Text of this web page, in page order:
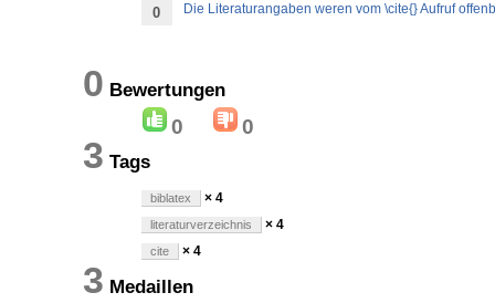
0 Die Literaturangaben weren vom \cite{} Aufruf
0 Bewertungen
0 0
3 Tags
biblatex × 4
literaturverzeichnis × 4
cite × 4
3 Medaillen